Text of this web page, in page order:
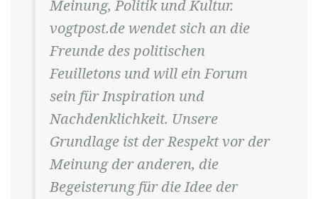
Meinung, Politik und Kultur.
vogtpost.de wendet sich an die
Freunde des politischen
Feuilletons und will ein Forum
sein für Inspiration und
Nachdenklichkeit. Unsere
Grundlage ist der Respekt vor der
Meinung der anderen, die
Begeisterung für die Idee der